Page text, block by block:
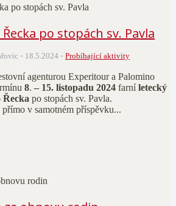
po stopách sv. Pavla
18.5.2024 Probíhající aktivity
agenturou Experitour a Palomino
8. – 15. listopadu 2024 farníletecký
Řecka po stopách sv. Pavla.
v samotném příspěvku...